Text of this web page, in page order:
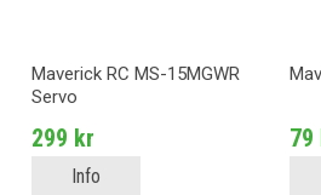
Maverick RC MS-15MGWR
Servo
299 kr
Info
79